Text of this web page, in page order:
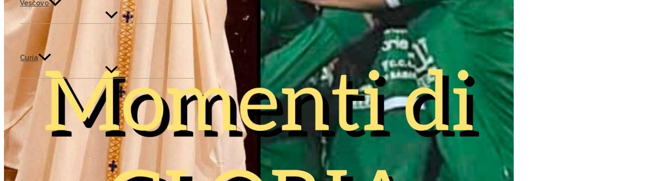
Vescovo
Curia